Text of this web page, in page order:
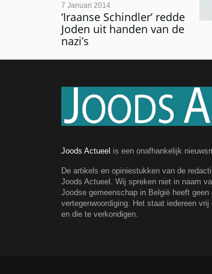
‘Iraanse Schindler’ redde
Joden uit handen van de
nazi’s
7 Januari 2014
Joods Actueel is een onafhankelijk
De artikels en opiniestukken van de
Joods Actueel. Wij spreken niet in naam
Joodse gemeenschap in België heeft
vertegenwoordiging. Het staat iedereen
en die te verkondigen.